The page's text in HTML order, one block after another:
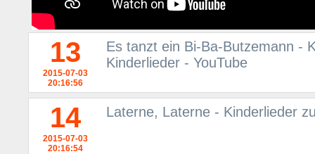
13
2015-07-03
20:16:56
Es tanzt ein Bi-Ba-Butzemann -
Kinderlieder - YouTube
14
2015-07-03
20:16:54
Laterne, Laterne - Kinderlieder